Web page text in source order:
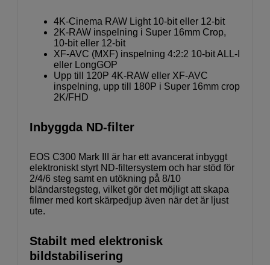
4K-Cinema RAW Light 10-bit eller 12-bit
2K-RAW inspelning i Super 16mm Crop,
10-bit eller 12-bit
XF-AVC (MXF) inspelning 4:2:2 10-bit ALL-I
eller LongGOP
Upp till 120P 4K-RAW eller XF-AVC
inspelning, upp till 180P i Super 16mm crop
2K/FHD
Inbyggda ND-filter
EOS C300 Mark III är har ett avancerat inbyggt
elektroniskt styrt ND-filtersystem och har stöd för
2/4/6 steg samt en utökning på 8/10
bländarstegsteg, vilket gör det möjligt att skapa
filmer med kort skärpedjup även när det är ljust
ute.
Stabilt med elektronisk
bildstabilisering